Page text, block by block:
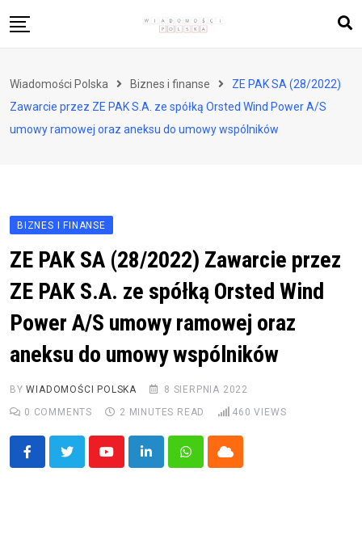
to
Zdrowie i styl życia
Polityka i społeczeństwo
Wiadomości Polska Biznes i finanse
ZE PAK SA (28/2022)
Zawarcie przez ZE PAK S.A. ze spółką Orsted Wind Power A/S
umowy ramowej oraz aneksu do umowy wspólników
BIZNES I FINANSE
ZE PAK SA (28/2022) Zawarcie przez
ZE PAK S.A. ze spółką Orsted Wind
Power A/S umowy ramowej oraz
aneksu do umowy wspólników
BYWIADOMOŚCI POLSKA
8 SIERPNIA 2022
0 COMMENTS 2 MINUTES READ 460 VIEWS
YoutubeLinkedInWhatsappCloud